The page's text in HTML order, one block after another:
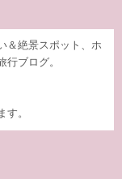
＆絶景スポット、ホ
行ブログ。
。